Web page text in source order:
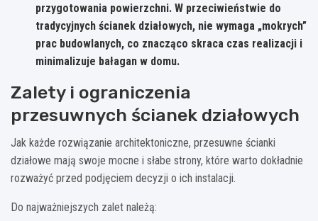
przygotowania powierzchni. W przeciwieństwie do
tradycyjnych ścianek działowych, nie wymaga „mokrych”
prac budowlanych, co znacząco skraca czas realizacji i
minimalizuje bałagan w domu.
Zalety i ograniczenia
przesuwnych ścianek działowych
Jak każde rozwiązanie architektoniczne, przesuwne ścianki
działowe mają swoje mocne i słabe strony, które warto dokładnie
rozważyć przed podjęciem decyzji o ich instalacji.
Do najważniejszych zalet należą: